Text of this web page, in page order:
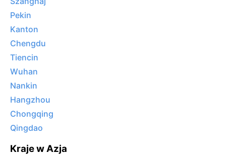
Pekin
Kanton
Chengdu
Tiencin
Wuhan
Nankin
Hangzhou
Chongqing
Qingdao
Kraje w Azja